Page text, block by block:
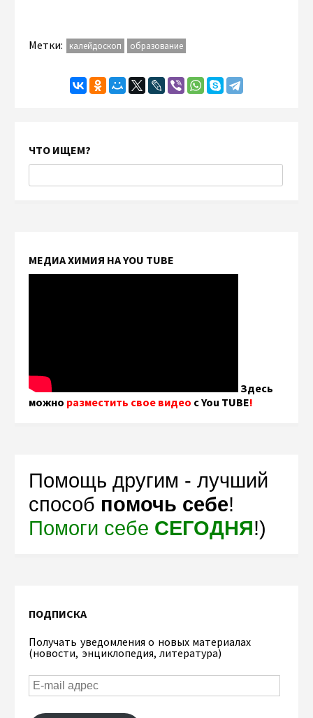
Метки: калейдоскоп образование
ЧТО ИЩЕМ?
МЕДИА ХИМИЯ НА YOU TUBE
Здесь
можно разместить свое видео с You TUBE!
Помощь другим - лучший
способ помочь себе!
Помоги себе СЕГОДНЯ!)
ПОДПИСКА
Получать уведомления о новых материалах
(новости, энциклопедия, литература)